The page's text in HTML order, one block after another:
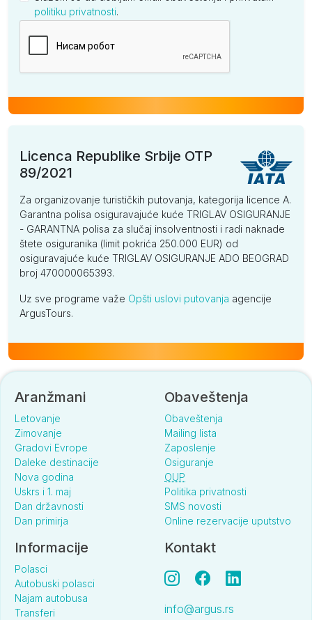
politiku privatnosti.
Licenca Republike Srbije OTP
89/2021
Za organizovanje turističkih putovanja, kategorija licence A.
Garantna polisa osiguravajuće kuće TRIGLAV OSIGURANJE
- GARANTNA polisa za slučaj insolventnosti i radi naknade
štete osiguranika (limit pokrića 250.000 EUR) od
osiguravajuće kuće TRIGLAV OSIGURANJE ADO BEOGRAD
broj 470000065393.
Uz sve programe važe Opšti uslovi putovanja agencije
ArgusTours.
Aranžmani
Letovanje
Zimovanje
Gradovi Evrope
Daleke destinacije
Nova godina
Uskrs i 1. maj
Dan državnosti
Dan primirja
Obaveštenja
Obaveštenja
Mailing lista
Zaposlenje
Osiguranje
OUP
Politika privatnosti
SMS novosti
Online rezervacije uputstvo
Informacije
Polasci
Autobuski polasci
Najam autobusa
Transferi
Kontakt
info@argus.rs